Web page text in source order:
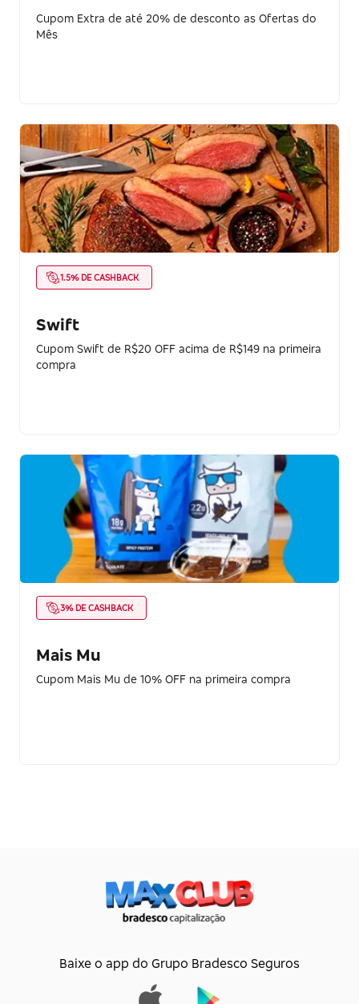
Cupom Extra de até 20% de desconto as Ofertas do
Mês
1.5% DE CASHBACK
Swift
Cupom Swift de R$20 OFF acima de R$149 na primeira
compra
3% DE CASHBACK
Mais Mu
Cupom Mais Mu de 10% OFF na primeira compra
Baixe o app do Grupo Bradesco Seguros